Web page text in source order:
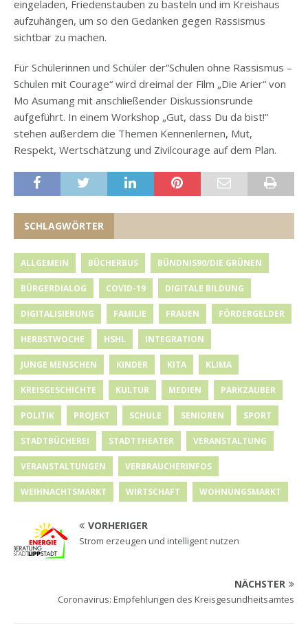
eingeladen, Friedenstauben zu basteln und im Kreishaus
aufzuhängen, um so den Gedanken gegen Rassismus
sichtbar zu machen.
Für Schülerinnen und Schüler der“Schulen ohne Rassismus –
Schulen mit Courage“ wird dreimal der Film „Die Arier“ von
Mo Asumang mit anschließender Diskussionsrunde
aufgeführt. In einem Workshop „Gut, dass Du da bist!“
stehen außerdem die Themen Kennenlernen, Mut,
Respekt, Wertschätzung und Zivilcourage auf dem Plan.
SCHLAGWÖRTER
ALLGEMEIN BÜCHERBUS BÜNDNIS90/DIE GRÜNEN
BÜRGERDIALOG COVID-19 DIGITALE BILDUNG
DIGITALISIERUNG FAMILIE FRAUEN FÖRDERGELDER
HERBSTWOCHE HSHL INTEGRATION
JUNGE MENSCHEN KINDER KITA KLIMA
KREISGESCHICHTE KULTUR MEDIEN PARKZAUBER
POLITIK PROJEKT SCHULE SENIOREN SPORT
STADTBÜCHEREI STADTTHEATER VERANSTALTUNG
VERANSTALTUNGEN VERBRAUCHERINFOS
WEIHNACHTSMARKT WIRTSCHAFT WOHNUNGSMARKT
VORHERIGER
Strom erzeugen und intelligent nutzen
NÄCHSTER
Coronavirus: Empfehlungen des Kreisgesundheitsamtes